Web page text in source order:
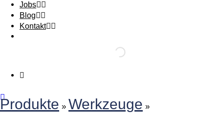
Jobs
Blog
Kontakt
Produkte » Werkzeuge »